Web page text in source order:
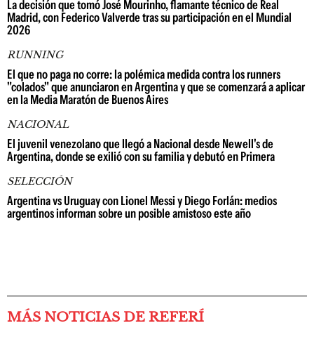
La decisión que tomó José Mourinho, flamante técnico de Real
Madrid, con Federico Valverde tras su participación en el Mundial
2026
RUNNING
El que no paga no corre: la polémica medida contra los runners
"colados" que anunciaron en Argentina y que se comenzará a aplicar
en la Media Maratón de Buenos Aires
NACIONAL
El juvenil venezolano que llegó a Nacional desde Newell's de
Argentina, donde se exilió con su familia y debutó en Primera
SELECCIÓN
Argentina vs Uruguay con Lionel Messi y Diego Forlán: medios
argentinos informan sobre un posible amistoso este año
MÁS NOTICIAS DE REFERÍ